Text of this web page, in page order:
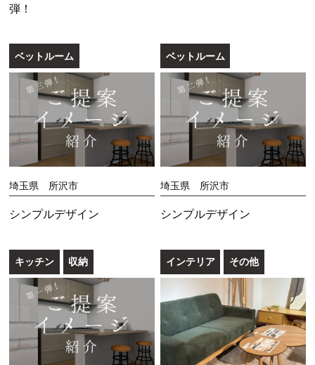
弾！
ベットルーム
埼玉県 所沢市
シンプルデザイン
ベットルーム
埼玉県 所沢市
シンプルデザイン
キッチン 収納 インテリア その他